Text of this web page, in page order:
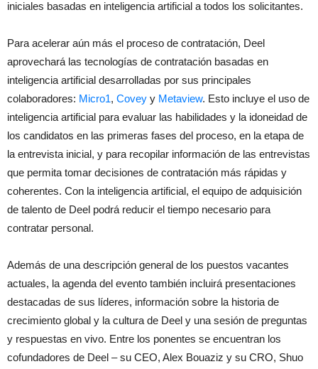
iniciales basadas en inteligencia artificial a todos los solicitantes.
Para acelerar aún más el proceso de contratación, Deel
aprovechará las tecnologías de contratación basadas en
inteligencia artificial desarrolladas por sus principales
colaboradores: Micro1, Covey y Metaview. Esto incluye el uso de
inteligencia artificial para evaluar las habilidades y la idoneidad de
los candidatos en las primeras fases del proceso, en la etapa de
la entrevista inicial, y para recopilar información de las entrevistas
que permita tomar decisiones de contratación más rápidas y
coherentes. Con la inteligencia artificial, el equipo de adquisición
de talento de Deel podrá reducir el tiempo necesario para
contratar personal.
Además de una descripción general de los puestos vacantes
actuales, la agenda del evento también incluirá presentaciones
destacadas de sus líderes, información sobre la historia de
crecimiento global y la cultura de Deel y una sesión de preguntas
y respuestas en vivo. Entre los ponentes se encuentran los
cofundadores de Deel – su CEO, Alex Bouaziz y su CRO, Shuo